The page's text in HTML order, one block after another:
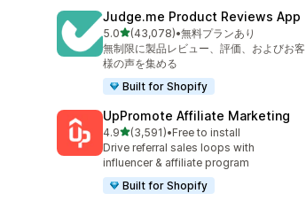
Judge.me Product Reviews App
5.05つ星中
(43,078)
合計レビュー数：43078件
•無料プランあり
無制限に製品レビュー、評価、およびお客
様の声を集める
Built for Shopify
UpPromote Affiliate Marketing
4.95つ星中
(3,591)
合計レビュー数：3591件
•Free to install
Drive referral sales loops with
influencer & affiliate program
Built for Shopify